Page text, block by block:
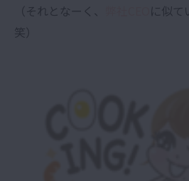
（それとなーく、
に似て
笑）